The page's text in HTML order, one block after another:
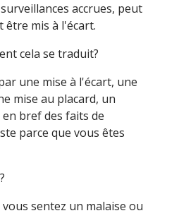
accrues, peut
mis à l'écart.
cela se traduit?
une mise à l'écart, une
mise au placard, un
bref des faits de
parce que vous êtes
sentez un malaise ou